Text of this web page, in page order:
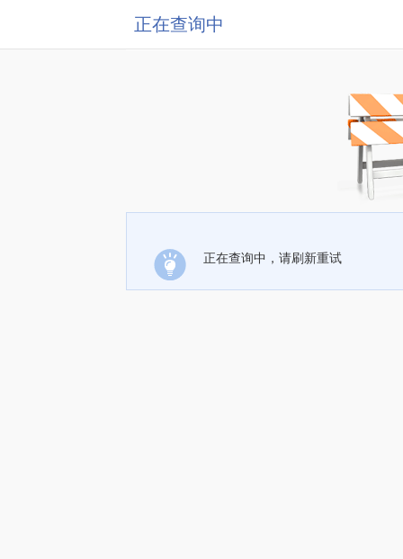
正在查询中
正在查询中，请刷新重试